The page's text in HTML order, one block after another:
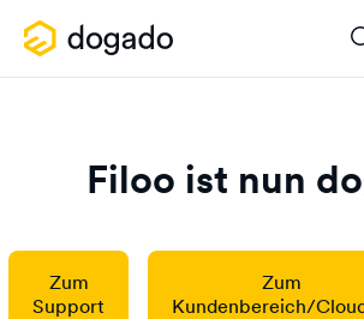
Filoo ist nun
Zum
Support
Zum
Kundenbereich/